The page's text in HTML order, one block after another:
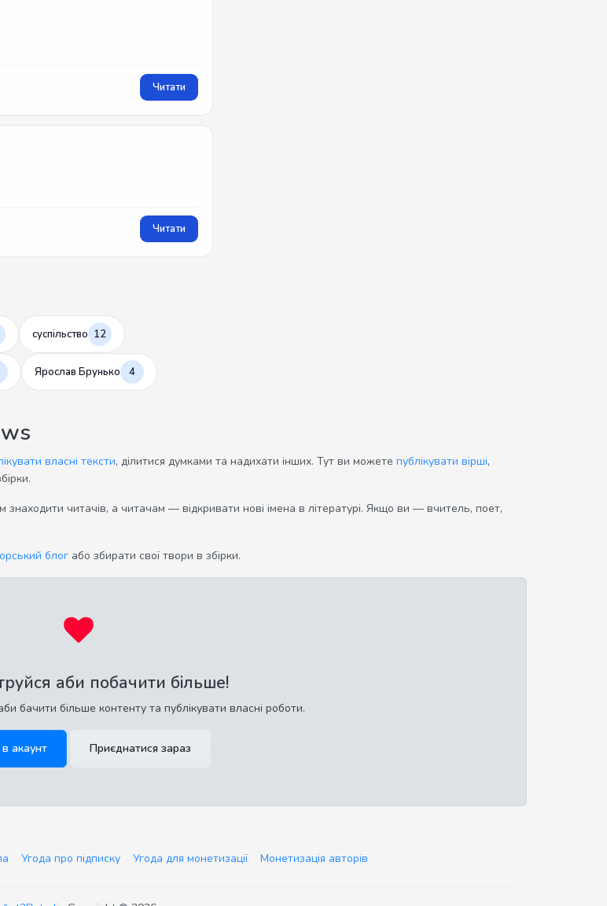
Читати
Читати
суспільство 12
Ярослав Брунько 4
власні тексти, ділитися думками та надихати інших. Тут ви можете публікувати вірші,
знаходити читачів, а читачам — відкривати нові імена в літературі. Якщо ви — вчитель, поет,
блог або збирати свої твори в збірки.
аби побачити більше!
бачити більше контенту та публікувати власні роботи.
в акаунт Приєднатися зараз
Угода про підписку Угода для монетизації Монетизація авторів